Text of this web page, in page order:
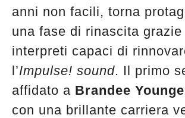
anni non facili, torna
una fase di rinascita grazie
interpreti capaci di
l’Impulse! sound. Il primo
affidato a Brandee
con una brillante carriera